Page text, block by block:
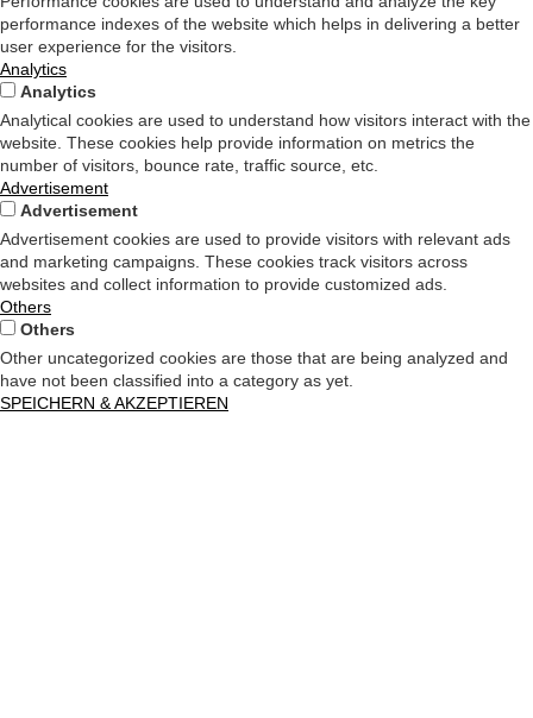
performance indexes of the website which helps in delivering a better
user experience for the visitors.
Analytics
Analytics
Analytical cookies are used to understand how visitors interact with the
website. These cookies help provide information on metrics the
number of visitors, bounce rate, traffic source, etc.
Advertisement
Advertisement
Advertisement cookies are used to provide visitors with relevant ads
and marketing campaigns. These cookies track visitors across
websites and collect information to provide customized ads.
Others
Others
Other uncategorized cookies are those that are being analyzed and
have not been classified into a category as yet.
SPEICHERN & AKZEPTIEREN